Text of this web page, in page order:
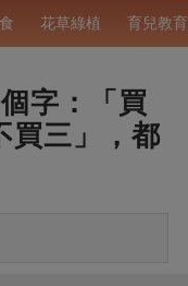
花草綠植 育兒教育
字：「買
買三」，都